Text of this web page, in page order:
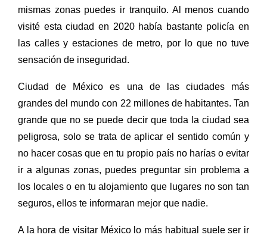
mismas zonas puedes ir tranquilo. Al menos cuando
visité esta ciudad en 2020 había bastante policía en
las calles y estaciones de metro, por lo que no tuve
sensación de inseguridad.
Ciudad de México es una de las ciudades más
grandes del mundo con 22 millones de habitantes. Tan
grande que no se puede decir que toda la ciudad sea
peligrosa, solo se trata de aplicar el sentido común y
no hacer cosas que en tu propio país no harías o evitar
ir a algunas zonas, puedes preguntar sin problema a
los locales o en tu alojamiento que lugares no son tan
seguros, ellos te informaran mejor que nadie.
A la hora de visitar México lo más habitual suele ser ir